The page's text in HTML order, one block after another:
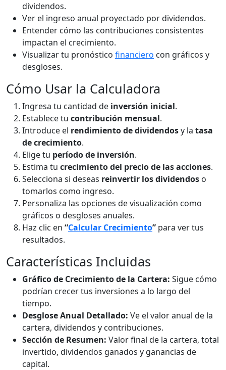
dividendos.
Ver el ingreso anual proyectado por dividendos.
Entender cómo las contribuciones consistentes
impactan el crecimiento.
Visualizar tu pronóstico financiero con gráficos y
desgloses.
Cómo Usar la Calculadora
Ingresa tu cantidad de inversión inicial.
Establece tu contribución mensual.
Introduce el rendimiento de dividendosy la tasa
de crecimiento.
Elige tu período de inversión.
Estima tu crecimiento del precio de las acciones.
Selecciona si deseas reinvertir los dividendos o
tomarlos como ingreso.
Personaliza las opciones de visualización como
gráficos o desgloses anuales.
Haz clic en “Calcular Crecimiento” para ver tus
resultados.
Características Incluidas
Gráfico de Crecimiento de la Cartera: Sigue cómo
podrían crecer tus inversiones a lo largo del
tiempo.
Desglose Anual Detallado: Ve el valor anual de la
cartera, dividendos y contribuciones.
Sección de Resumen: Valor final de la cartera, total
invertido, dividendos ganados y ganancias de
capital.